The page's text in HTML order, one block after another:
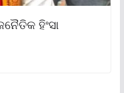
ହିଂସା